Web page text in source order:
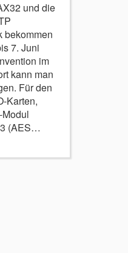
und die
bekommen
7. Juni
im
kann man
Für den
Karten,
(AES…